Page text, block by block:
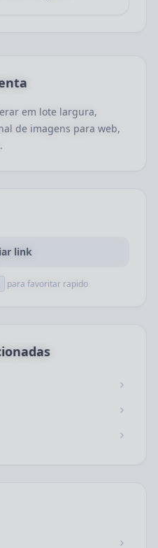
em lote largura,
de imagens para web,
link
para favoritar rapido